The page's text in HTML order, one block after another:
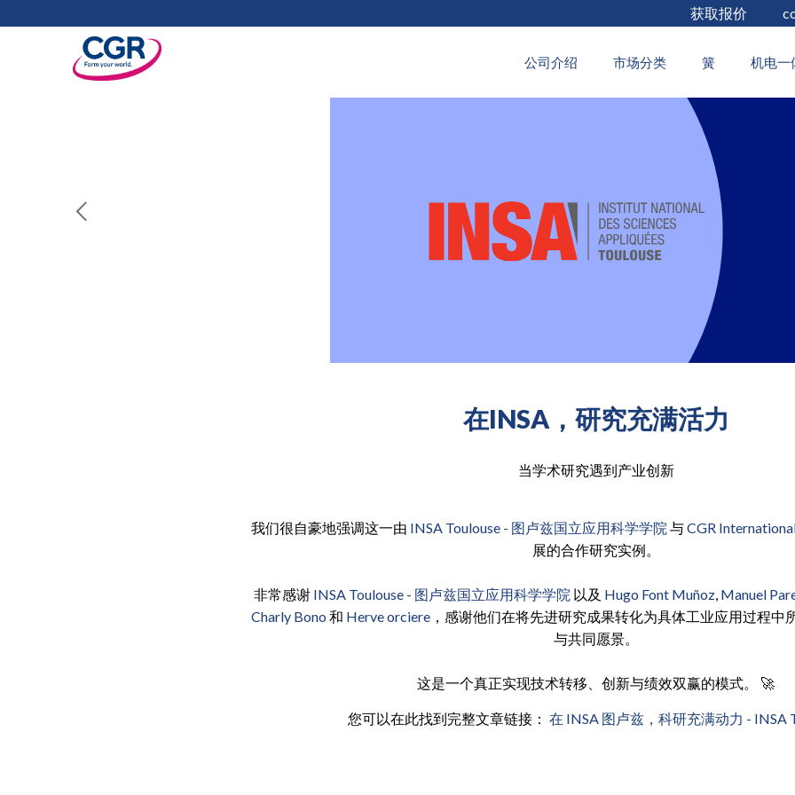
获取报价
公司介绍 市场分类 簧 机电一
在INSA，研究充满活力
当学术研究遇到产业创新
我们很自豪地强调这一由 INSA Toulouse - 图卢兹国立应用科学学院 与CGR
展的合作研究实例。
非常感谢 INSA Toulouse - 图卢兹国立应用科学学院 以及 Hugo Font Muñoz Manuel
Charly Bono 和 Herve orciere，感谢他们在将先进研究成果转化为具体工业应用过程中
与共同愿景。
这是一个真正实现技术转移、创新与绩效双赢的模式。 🚀
您可以在此找到完整文章链接： 在 INSA 图卢兹，科研充满动力 - INSA